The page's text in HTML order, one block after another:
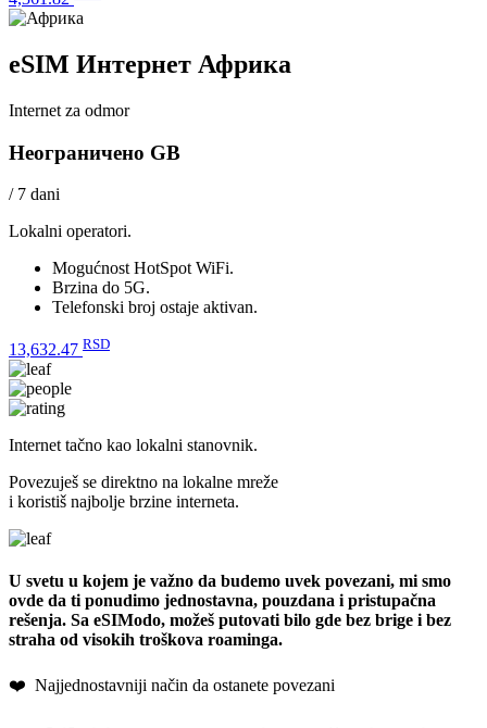
eSIM Интернет Африка
Internet za odmor
Неограничено GB
/ 7 dani
Lokalni operatori.
Mogućnost HotSpot WiFi.
Brzina do 5G.
Telefonski broj ostaje aktivan.
13,632.47 RSD
Internet tačno kao lokalni stanovnik.
Povezuješ se direktno na lokalne mreže
i koristiš najbolje brzine interneta.
U svetu u kojem je važno da budemo uvek povezani, mi smo
ovde da ti ponudimo jednostavna, pouzdana i pristupačna
rešenja. Sa eSIModo, možeš putovati bilo gde bez brige i bez
straha od visokih troškova roaminga.
❤️ Najjednostavniji način da ostanete povezani